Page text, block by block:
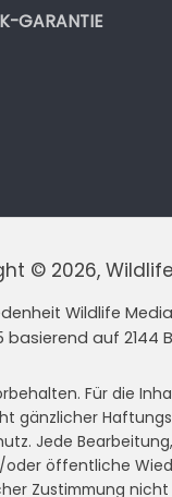
GARANTIE
© 2026,
Wildlife
5 basierend auf 2144
Für die
gänzlicher
Jede
öffentliche
Zustimmung nicht